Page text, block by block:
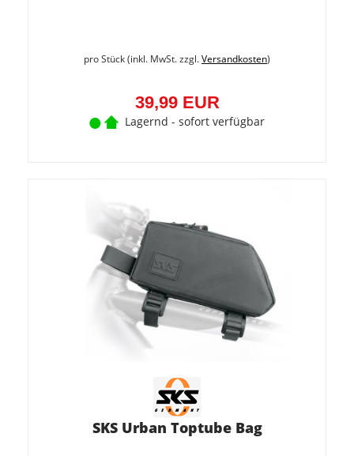
pro Stück (inkl. MwSt. zzgl.Versandkosten)
39,99 EUR
Lagernd - sofort verfügbar
SKS Urban Toptube Bag